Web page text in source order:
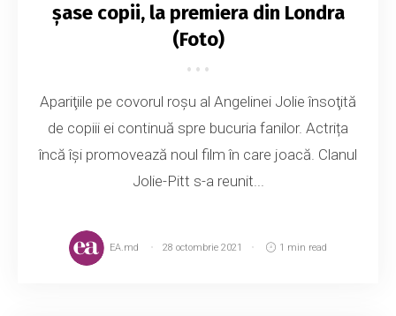
șase copii, la premiera din Londra
(Foto)
Apariţiile pe covorul roşu al Angelinei Jolie însoţită
de copiii ei continuă spre bucuria fanilor. Actrița
încă își promovează noul film în care joacă. Clanul
Jolie-Pitt s-a reunit...
EA.md 28 octombrie 2021 1 min read